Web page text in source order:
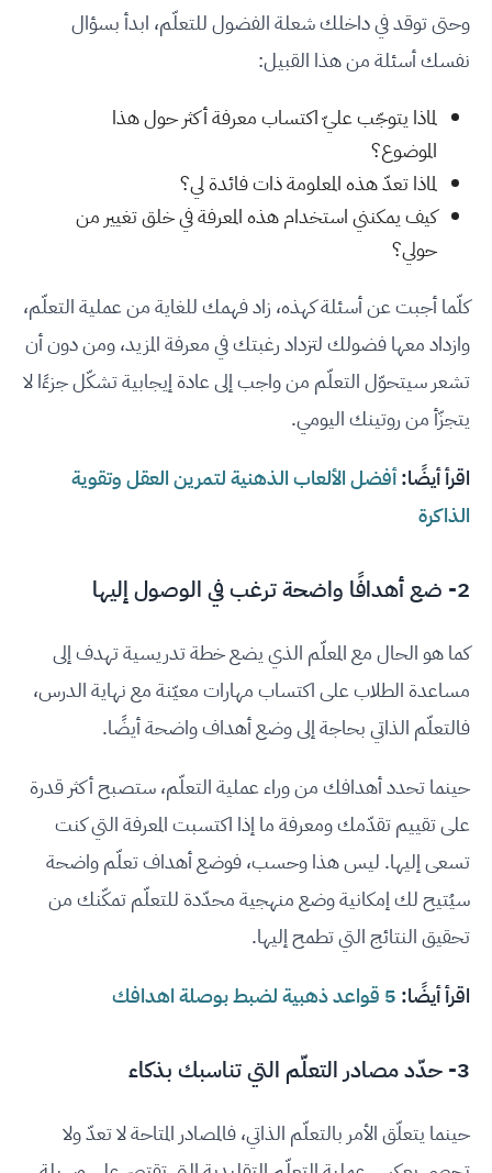
وحتى توقد في داخلك شعلة الفضول للتعلّم، ابدأ بسؤال
نفسك أسئلة من هذا القبيل:
لماذا يتوجّب عليّ اكتساب معرفة أكثر حول هذا
الموضوع؟
لماذا تعدّ هذه المعلومة ذات فائدة لي؟
كيف يمكنني استخدام هذه المعرفة في خلق تغيير من
حولي؟
كلّما أجبت عن أسئلة كهذه، زاد فهمك للغاية من عملية التعلّم،
وازداد معها فضولك لتزداد رغبتك في معرفة المزيد، ومن دون أن
تشعر سيتحوّل التعلّم من واجب إلى عادة إيجابية تشكّل جزءًا لا
يتجزّأ من روتينك اليومي.
اقرأ أيضًا:أفضل الألعاب الذهنية لتمرين العقل وتقوية
الذاكرة
2- ضع أهدافًا واضحة ترغب في الوصول إليها
كما هو الحال مع المعلّم الذي يضع خطة تدريسية تهدف إلى
مساعدة الطلاب على اكتساب مهارات معيّنة مع نهاية الدرس،
فالتعلّم الذاتي بحاجة إلى وضع أهداف واضحة أيضًا.
حينما تحدد أهدافك من وراء عملية التعلّم، ستصبح أكثر قدرة
على تقييم تقدّمك ومعرفة ما إذا اكتسبت المعرفة التي كنت
تسعى إليها. ليس هذا وحسب، فوضع أهداف تعلّم واضحة
سيُتيح لك إمكانية وضع منهجية محدّدة للتعلّم تمكّنك من
تحقيق النتائج التي تطمح إليها.
اقرأ أيضًا: 5 قواعد ذهبية لضبط بوصلة اهدافك
3- حدّد مصادر التعلّم التي تناسبك بذكاء
حينما يتعلّق الأمر بالتعلّم الذاتي، فالمصادر المتاحة لا تعدّ ولا